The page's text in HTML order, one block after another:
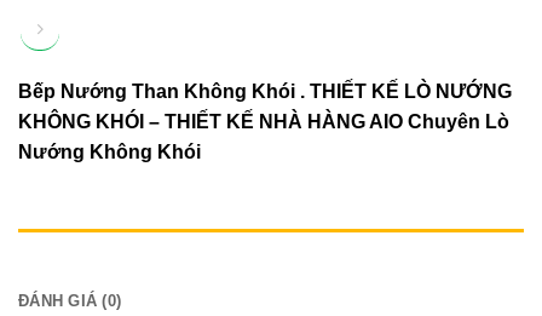
Bếp Nướng Than Không Khói . THIẾT KẾ LÒ NƯỚNG
KHÔNG KHÓI – THIẾT KẾ NHÀ HÀNG AIO Chuyên Lò
Nướng Không Khói
ĐÁNH GIÁ (0)